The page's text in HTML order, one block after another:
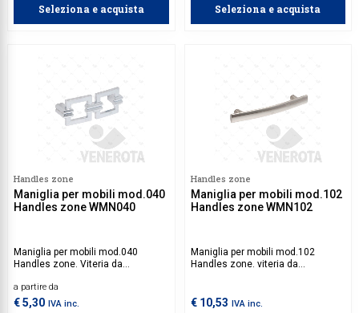
Seleziona e acquista Seleziona e acquista
Handles zone
Maniglia per mobili mod.040
Handles zone WMN040
Maniglia per mobili mod.040
Handles zone. Viteria da
a partire da
€ 5,30 IVA inc.
Handles zone
Maniglia per mobili mod.102
Handles zone WMN102
Maniglia per mobili mod.102
Handles zone. viteria da
€ 10,53 IVA inc.